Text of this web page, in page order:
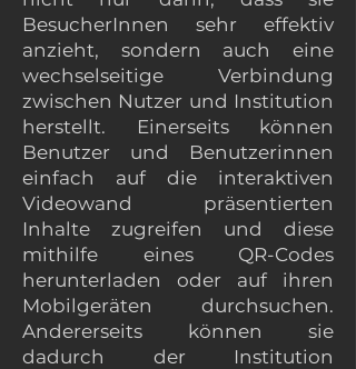
BesucherInnen sehr effektiv
anzieht, sondern auch eine
wechselseitige Verbindung
zwischen Nutzer und Institution
herstellt. Einerseits können
Benutzer und Benutzerinnen
einfach auf die interaktiven
Videowand präsentierten
Inhalte zugreifen und diese
mithilfe eines QR-Codes
herunterladen oder auf ihren
Mobilgeräten durchsuchen.
Andererseits können sie
dadurch der Institution